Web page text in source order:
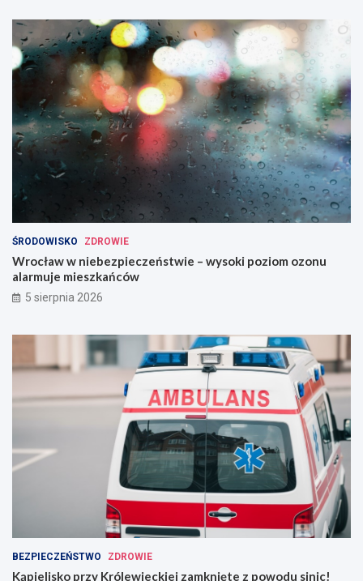
ŚRODOWISKO ZDROWIE
Wrocław w niebezpieczeństwie – wysoki poziom ozonu
alarmuje mieszkańców
5 sierpnia 2026
BEZPIECZEŃSTWO ZDROWIE
Kąpielisko przy Królewieckiej zamknięte z powodu sinic!